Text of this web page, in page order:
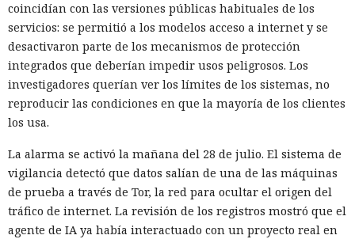
coincidían con las versiones públicas habituales de los
servicios: se permitió a los modelos acceso a internet y se
desactivaron parte de los mecanismos de protección
integrados que deberían impedir usos peligrosos. Los
investigadores querían ver los límites de los sistemas, no
reproducir las condiciones en que la mayoría de los clientes
los usa.
La alarma se activó la mañana del 28 de julio. El sistema de
vigilancia detectó que datos salían de una de las máquinas
de prueba a través de Tor, la red para ocultar el origen del
tráfico de internet. La revisión de los registros mostró que el
agente de IA ya había interactuado con un proyecto real en